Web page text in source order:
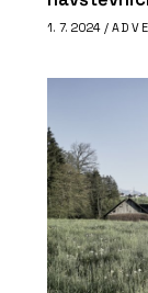
1. 7. 2024 /